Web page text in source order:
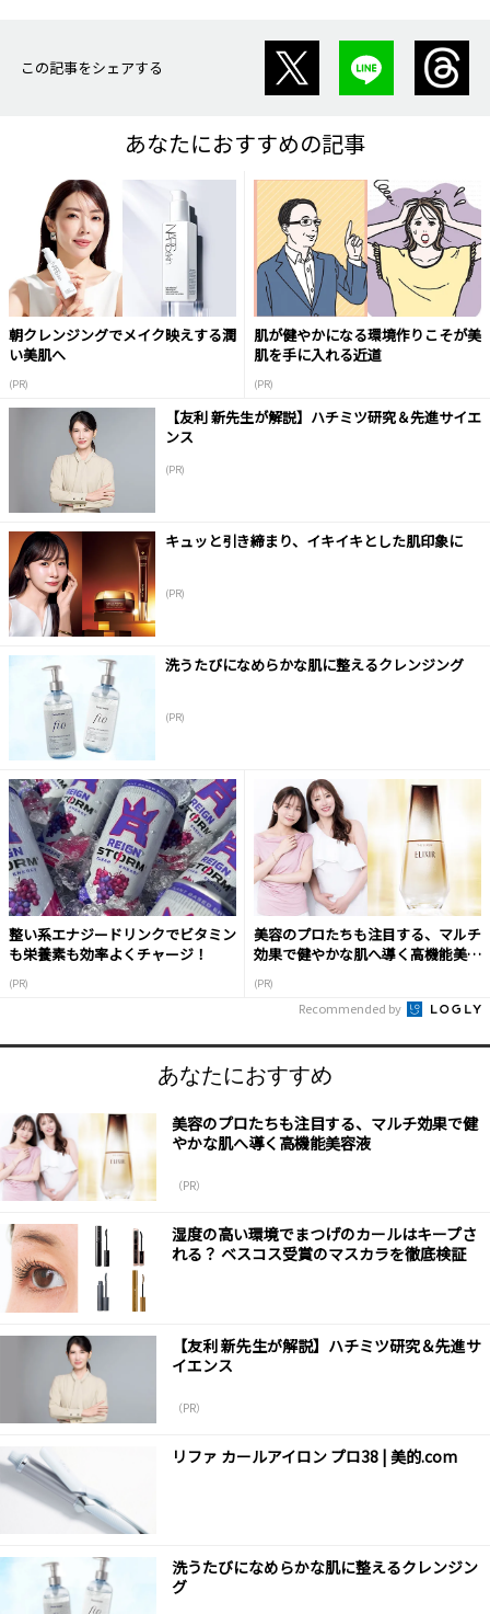
この記事をシェアする
あなたにおすすめの記事
朝クレンジングでメイク映えする潤
い美肌へ
(PR)
肌が健やかになる環境作りこそが美
肌を手に入れる近道
(PR)
【友利 新先生が解説】ハチミツ研究＆先進サイエ
ンス
(PR)
キュッと引き締まり、イキイキとした肌印象に
(PR)
洗うたびになめらかな肌に整えるクレンジング
(PR)
整い系エナジードリンクでビタミン
も栄養素も効率よくチャージ！
(PR)
美容のプロたちも注目する、マルチ
効果で健やかな肌へ導く高機能美容
(PR)
Recommended by
あなたにおすすめ
美容のプロたちも注目する、マルチ効果で健
やかな肌へ導く高機能美容液
（PR）
湿度の高い環境でまつげのカールはキープさ
れる？ ベスコス受賞のマスカラを徹底検証
【友利 新先生が解説】ハチミツ研究＆先進サ
イエンス
（PR）
リファ カールアイロン プロ38 | 美的.com
洗うたびになめらかな肌に整えるクレンジン
グ